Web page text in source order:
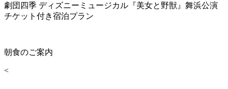
劇団四季 ディズニーミュージカル『美女と野獣』舞浜公演
チケット付き宿泊プラン
朝食のご案内
<